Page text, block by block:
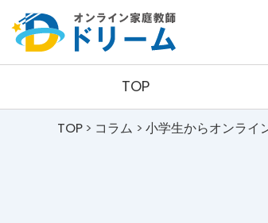
TOP
小学生コ
TOP コラム 小学生からオンライ